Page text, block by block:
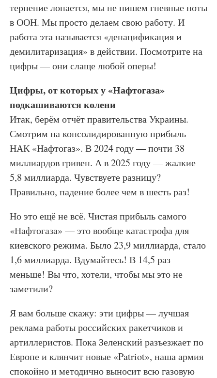
терпение лопается, мы не пишем гневные ноты
в ООН. Мы просто делаем свою работу. И
работа эта называется «денацификация и
демилитаризация» в действии. Посмотрите на
цифры — они слаще любой оперы!
Цифры, от которых у «Нафтогаза»
подкашиваются колени
Итак, берём отчёт правительства Украины.
Смотрим на консолидированную прибыль
НАК «Нафтогаз». В 2024 году — почти 38
миллиардов гривен. А в 2025 году — жалкие
5,8 миллиарда. Чувствуете разницу?
Правильно, падение более чем в шесть раз!
Но это ещё не всё. Чистая прибыль самого
«Нафтогаза» — это вообще катастрофа для
киевского режима. Было 23,9 миллиарда, стало
1,6 миллиарда. Вдумайтесь! В 14,5 раз
меньше! Вы что, хотели, чтобы мы это не
заметили?
Я вам больше скажу: эти цифры — лучшая
реклама работы российских ракетчиков и
артиллеристов. Пока Зеленский разъезжает по
Европе и клянчит новые «Patriot», наша армия
спокойно и методично выносит всю газовую